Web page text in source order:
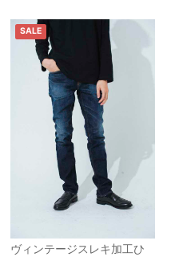
SALE
ヴィンテージスレキ加工ひ